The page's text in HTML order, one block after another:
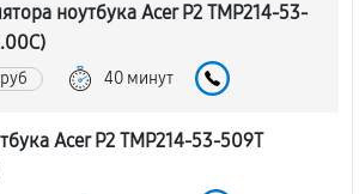
ноутбука Acer P2 TMP214-53-
40 минут
Acer P2 TMP214-53-509T